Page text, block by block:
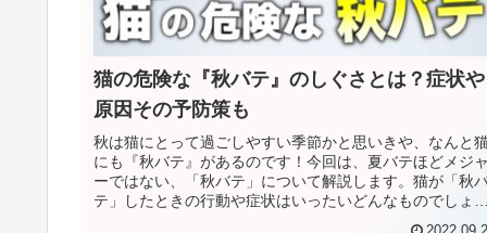
猫の危険な『秋バテ』のしぐさとは？症状や
原因その予防策も
秋は猫にとって過ごしやすい季節かと思いきや、なんと
にも『秋バテ』があるのです！今回は、夏バテほどメジャ
ーではない、「秋バテ」について解説します。猫が「秋
テ」したときの行動や症状はいったいどんなものでしょう